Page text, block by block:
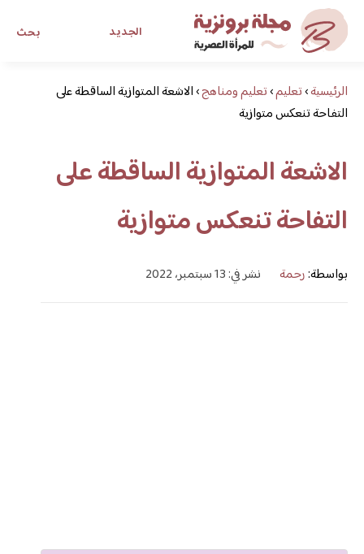
بحث الجديد
مجلة برونزية للفتاة العصريةالرئيسية›تعليم›تعليم ومناهج›الاشعة المتوازية الساقطة على
التفاحة تنعكس متوازية
الاشعة المتوازية الساقطة على
التفاحة تنعكس متوازية
بواسطة:رحمة نشر في: 13 سبتمبر، 2022